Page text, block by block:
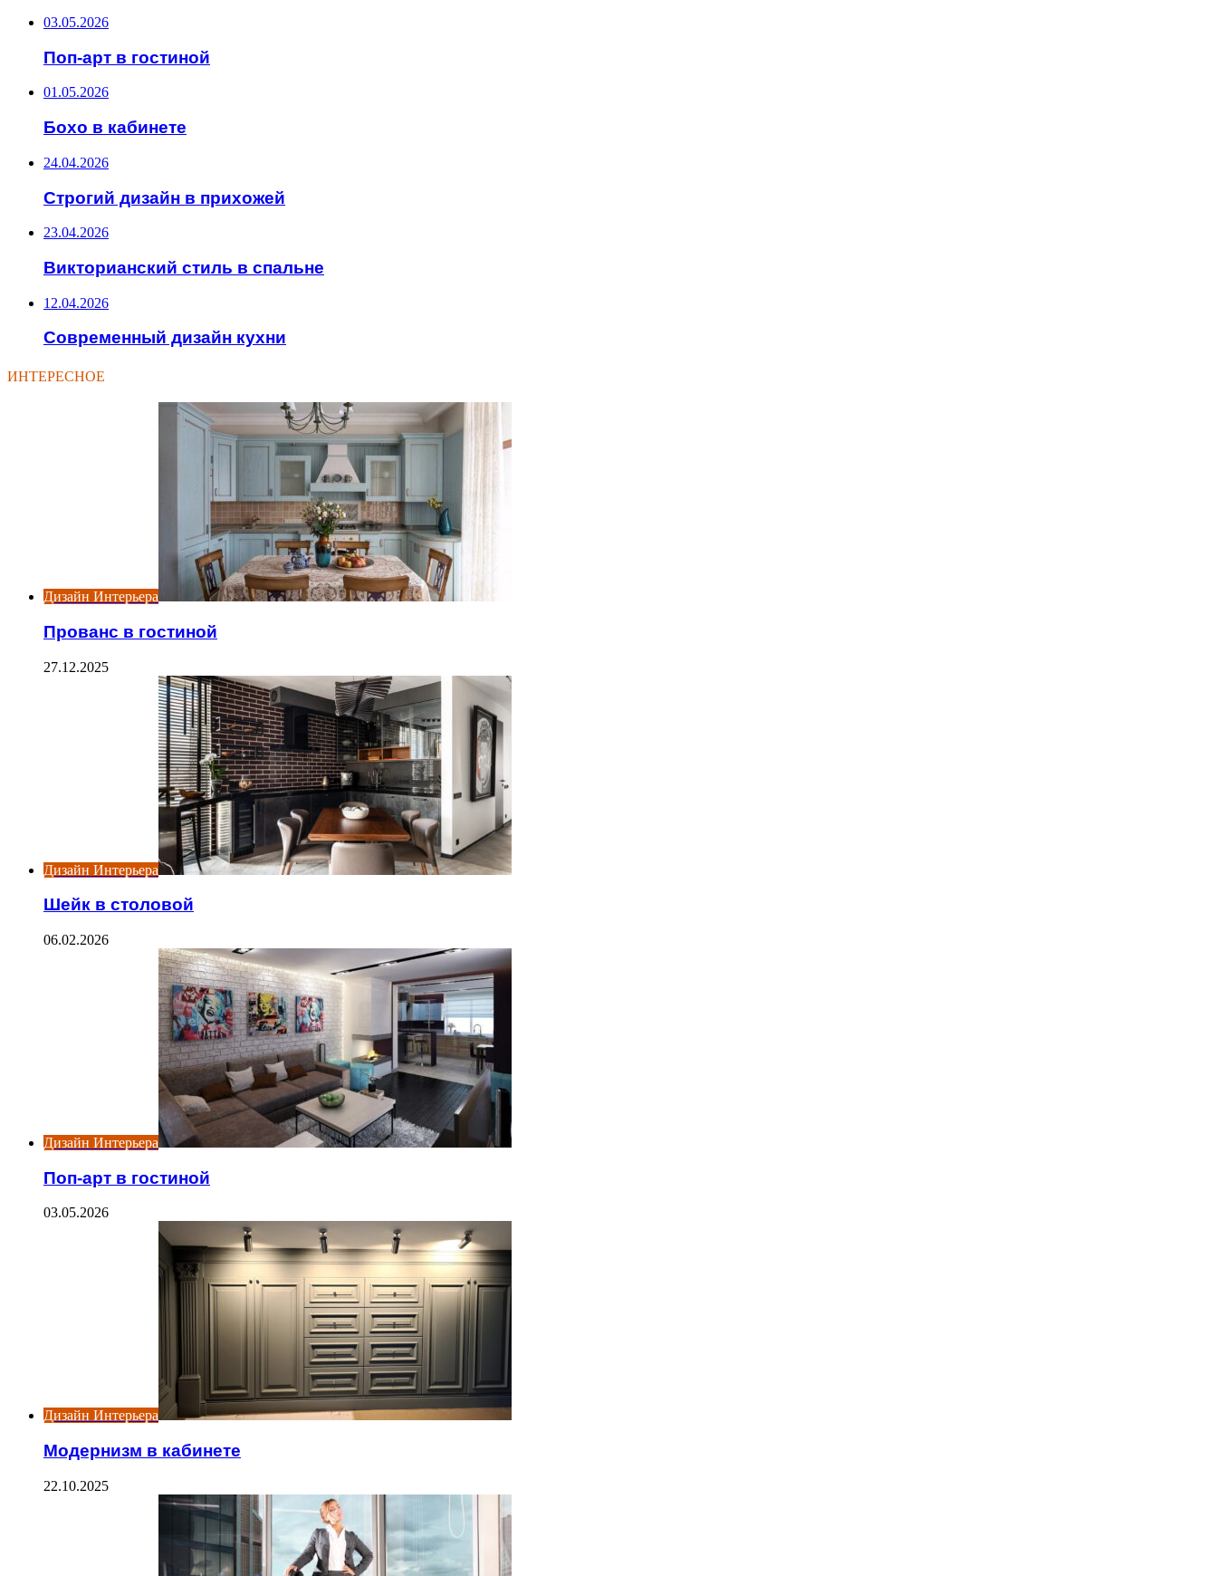
03.05.2026
Поп-арт в гостиной
01.05.2026
Бохо в кабинете
24.04.2026
Строгий дизайн в прихожей
23.04.2026
Викторианский стиль в спальне
12.04.2026
Современный дизайн кухни
ИНТЕРЕСНОЕ
Дизайн Интерьера
Прованс в гостиной
27.12.2025
Дизайн Интерьера
Шейк в столовой
06.02.2026
Дизайн Интерьера
Поп-арт в гостиной
03.05.2026
Дизайн Интерьера
Модернизм в кабинете
22.10.2025